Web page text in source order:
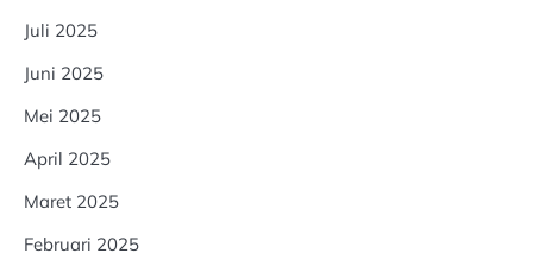
Juli 2025
Juni 2025
Mei 2025
April 2025
Maret 2025
Februari 2025